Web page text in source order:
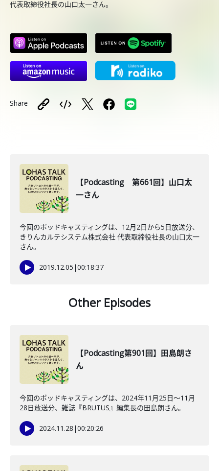
代表取締役社長の山口太一さん。
Share
【Podcasting 第661回】山口太
一さん
今回のポッドキャスティングは、12月2日から5日放送分、
きりんカルテシステム株式会社 代表取締役社長の山口太一
さん。
2019.12.05 |00:18:37
Other Episodes
【Podcasting第901回】田島朗さ
ん
今回のポッドキャスティングは、2024年11月25日～11月
28日放送分、雑誌『BRUTUS』編集長の田島朗さん。
2024.11.28 |00:20:26